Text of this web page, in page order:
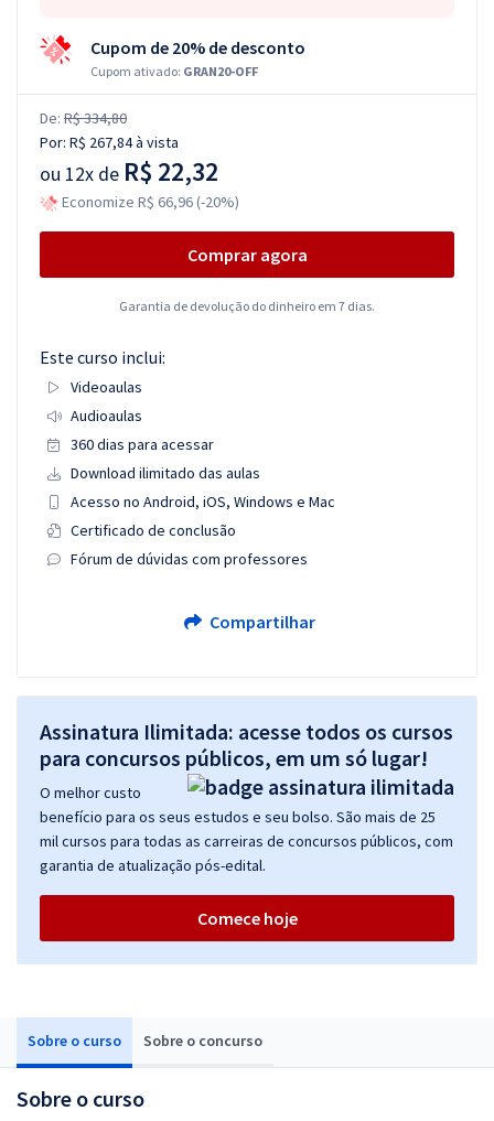
Sobre o curso Sobre o concurso
Sobre o curso
Cupom de 20% de desconto
Cupom ativado: GRAN20-OFF
De: R$ 334,80
Por: R$ 267,84à vista
ou 12x de R$ 22,32
Economize R$ 66,96 (-20%)
Comprar agora
Garantia de devolução do dinheiro em 7 dias.
Este curso inclui:
Videoaulas
Audioaulas
360 dias para acessar
Download ilimitado das aulas
Acesso no Android, iOS, Windows e Mac
Certificado de conclusão
Fórum de dúvidas com professores
Compartilhar
Assinatura Ilimitada: acesse todos os cursos
para concursos públicos, em um só lugar!
O melhor custo
benefício para os seus estudos e seu bolso. São mais de 25
mil cursos para todas as carreiras de concursos públicos, com
garantia de atualização pós-edital.
Comece hoje